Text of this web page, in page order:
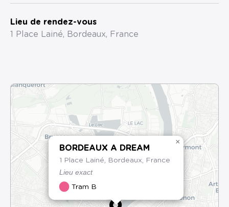
Lieu de rendez-vous
1 Place Lainé, Bordeaux, France
BORDEAUX A DREAM
1 Place Lainé, Bordeaux, France
Lieu exact
Tram B
×